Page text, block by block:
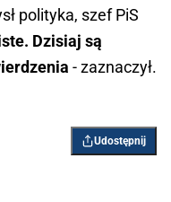
polityka, szef PiS
Dzisiaj są
- zaznaczył.
Udostępnij